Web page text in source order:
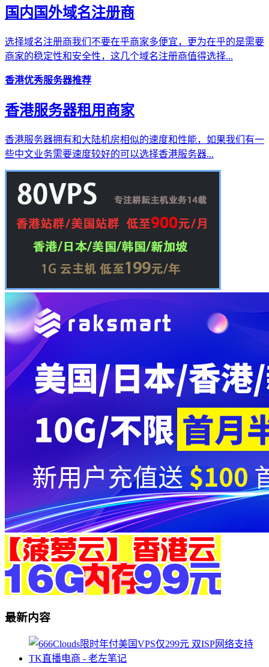
国内国外域名注册商
选择域名注册商我们不要在乎商家多便宜，更为在乎的是需要
商家的稳定性和安全性，这几个域名注册商值得选择...
香港优秀服务器推荐
香港服务器租用商家
香港服务器拥有和大陆机房相似的速度和性能，如果我们有一
些中文业务需要速度较好的可以选择香港服务器...
最新内容